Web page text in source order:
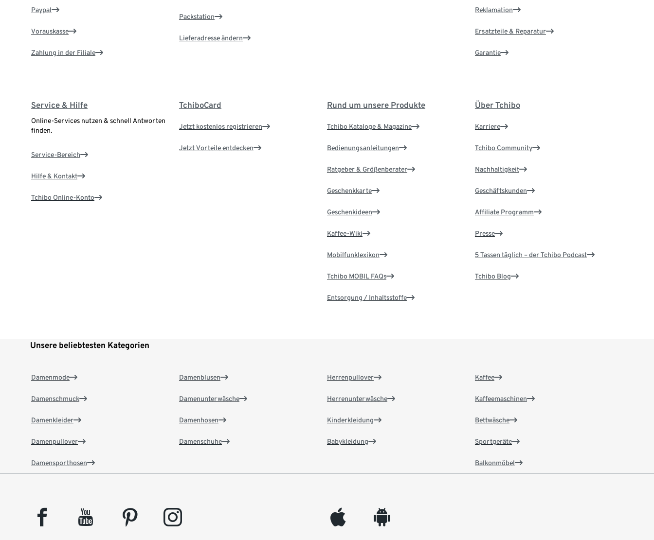
Paypal
Vorauskasse
Zahlung in der Filiale
Packstation
Lieferadresse ändern
Reklamation
Ersatzteile & Reparatur
Garantie
Service & Hilfe
Online-Services nutzen & schnell Antworten
finden.
Service-Bereich
Hilfe & Kontakt
Tchibo Online-Konto
TchiboCard
Jetzt kostenlos registrieren
Jetzt Vorteile entdecken
Rund um unsere Produkte
Tchibo Kataloge & Magazine
Bedienungsanleitungen
Ratgeber & Größenberater
Geschenkkarte
Geschenkideen
Kaffee-Wiki
Mobilfunklexikon
Tchibo MOBIL FAQs
Entsorgung / Inhaltsstoffe
Über Tchibo
Karriere
Tchibo Community
Nachhaltigkeit
Geschäftskunden
Affiliate Programm
Presse
5 Tassen täglich – der Tchibo Podcast
Tchibo Blog
Unsere beliebtesten Kategorien
Damenmode
Damenschmuck
Damenkleider
Damenpullover
Damensporthosen
Damenblusen
Damenunterwäsche
Damenhosen
Damenschuhe
Herrenpullover
Herrenunterwäsche
Kinderkleidung
Babykleidung
Kaffee
Kaffeemaschinen
Bettwäsche
Sportgeräte
Balkonmöbel
facebook youtube pinterest instagram appleinc android